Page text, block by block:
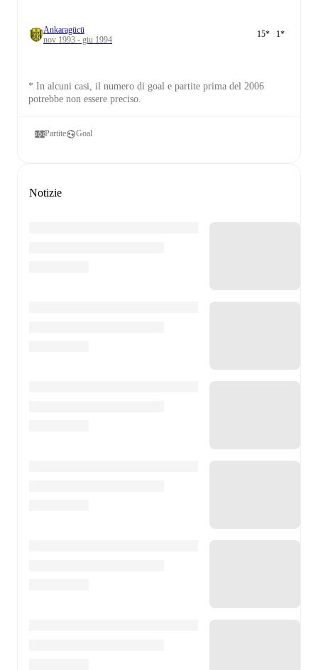
Ankaragücü
nov 1993 - giu 1994
15* 1*
* In alcuni casi, il numero di goal e partite prima del 2006
potrebbe non essere preciso.
Partite Goal
Notizie